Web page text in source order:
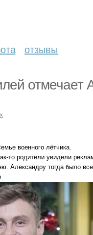
отзывы
отмечает
военного лётчика.
то родители увидели
Александру тогда было